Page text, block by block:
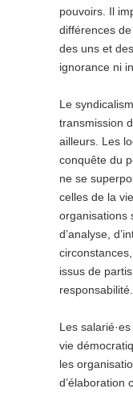
pouvoirs. Il
différences
des uns et
ignorance ni
Le
transmission
ailleurs. Les
conquête du
ne se
celles de la
organisations
d’analyse,
issus de
responsabilité.
Les
vie
les
d’élaboration